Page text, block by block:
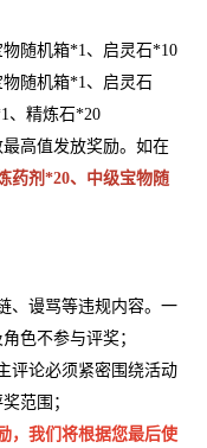
随机箱*1、启灵石*10
随机箱*1、启灵石
、精炼石*20
高值发放奖励。如在
药剂*20、中级宝物随
、谩骂等违规内容。一
色不参与评奖；
评论必须紧密围绕活动
范围；
，我们将根据您最后使